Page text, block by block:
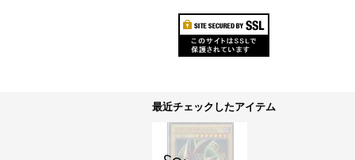
最近チェックしたアイテム